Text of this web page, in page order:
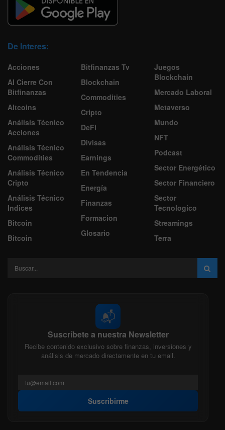
De Interes:
Acciones
Al Cierre Con
Bitfinanzas
Altcoins
Análisis Técnico
Acciones
Análisis Técnico
Commodities
Análisis Técnico
Cripto
Análisis Técnico
Indices
Bitcoin
Bitcoin
Bitfinanzas Tv
Blockchain
Commodities
Cripto
DeFi
Divisas
Earnings
En Tendencia
Energía
Finanzas
Formacion
Glosario
Juegos
Blockchain
Mercado Laboral
Metaverso
Mundo
NFT
Podcast
Sector Energético
Sector Financiero
Sector
Tecnologico
Streamings
Terra
📬
Suscríbete a nuestra Newsletter
Recibe contenido exclusivo sobre finanzas, inversiones y
análisis de mercado directamente en tu email.
Suscribirme